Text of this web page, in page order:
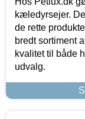
kæledyrsejer.
de rette
bredt sortiment
kvalitet til både
udvalg.